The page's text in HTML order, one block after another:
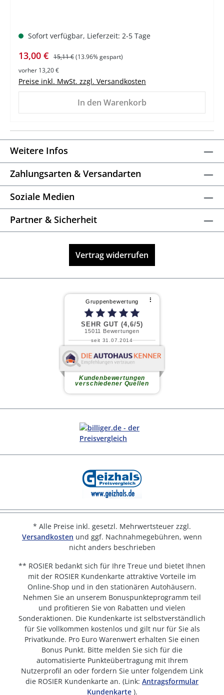
Sofort verfügbar, Lieferzeit: 2-5 Tage
Verkaufspreis:
13,00 € Regulärer Preis:
15,11 €(13.96% gespart)
vorher 13,20 €
Preise inkl. MwSt. zzgl. Versandkosten
In den Warenkorb
Weitere Infos
Zahlungsarten & Versandarten
Soziale Medien
Partner & Sicherheit
Vertrag widerrufen
* Alle Preise inkl. gesetzl. Mehrwertsteuer zzgl.
Versandkosten und ggf. Nachnahmegebühren, wenn
nicht anders beschrieben
** ROSIER bedankt sich für Ihre Treue und bietet Ihnen
mit der ROSIER Kundenkarte attraktive Vorteile im
Online-Shop und in den stationären Autohäusern.
Nehmen Sie an unserem Bonuspunkteprogramm teil
und profitieren Sie von Rabatten und vielen
Sonderaktionen. Die Kundenkarte ist selbstverständlich
für Sie vollkommen kostenlos und gilt nur für Sie als
Privatkunde. Pro Euro Warenwert erhalten Sie einen
Bonus Punkt. Bitte melden Sie sich für die
automatisierte Punkteübertragung mit Ihrem
Nutzerprofil an oder fordern Sie unter folgendem Link
die ROSIER Kundenkarte an. (Link: Antragsformular
Kundenkarte).